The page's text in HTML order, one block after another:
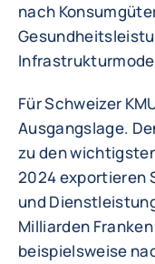
nach
Für Schweizer
Ausgangslage.
zu den
2024 exportieren
und
Milliarden
beispielsweise